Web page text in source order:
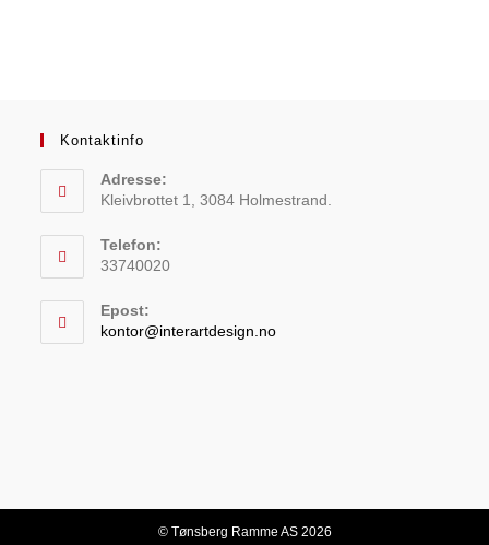
Kontaktinfo
Adresse:
Kleivbrottet 1, 3084 Holmestrand.
Telefon:
33740020
Epost:
kontor@interartdesign.no
© Tønsberg Ramme AS 2026